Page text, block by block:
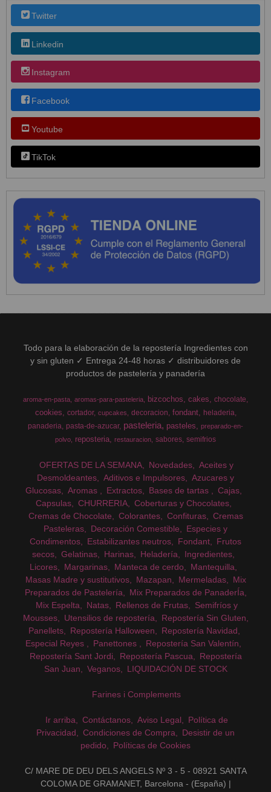
Twitter
Linkedin
Instagram
Facebook
Youtube
TikTok
Todo para la elaboración de la repostería Ingredientes con
y sin gluten ✓ Entrega 24-48 horas ✓ distribuidores de
productos de pastelería y panadería
aroma-en-pasta aromas-para-pasteleria bizcochos cakes chocolate
cookies cortador cupcakes decoracion fondant
heladeria
panaderia pasta-de-azucar pasteleria pasteles
preparado-en-
polvo
reposteria restauracion sabores semifrios
OFERTAS DE LA SEMANA Novedades
Aceites y
Desmoldeantes
Aditivos e Impulsores
Azucares y
Glucosas
Aromas Extractos Bases de tartas
Cajas
Capsulas
CHURRERIA
Coberturas y Chocolates
Cremas de Chocolate
Colorantes Confituras
Cremas
Pasteleras
Decoración Comestible
Especies y
Condimentos
Estabilizantes neutros Fondant
Frutos
secos
Gelatinas Harinas Heladería
Ingredientes
Licores
Margarinas Manteca de cerdo
Mantequilla
Masas Madre y sustitutivos
Mazapan Mermeladas
Mix
Preparados de Pastelería
Mix Preparados de PanaderÍa
Mix Espelta
Natas Rellenos de Frutas
Semifríos y
Mousses
Utensilios de repostería
Repostería Sin Gluten
Panellets
Repostería Halloween
Repostería Navidad
Especial Reyes
Panettones
Repostería San Valentín
Repostería Sant Jordi
Repostería Pascua
Repostería
San Juan
Veganos LIQUIDACIÓN DE STOCK
Farines i Complements
Ir arriba Contáctanos Aviso Legal
Política de
Privacidad
Condiciones de Compra
Desistir de un
pedido
Políticas de Cookies
C/ MARE DE DEU DELS ANGELS Nº 3 - 5 - 08921 SANTA
COLOMA DE GRAMANET, Barcelona - (España) |